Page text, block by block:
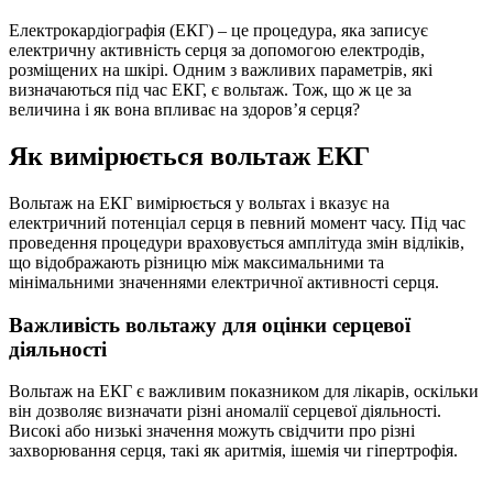
Електрокардіографія (ЕКГ) – це процедура, яка записує
електричну активність серця за допомогою електродів,
розміщених на шкірі. Одним з важливих параметрів, які
визначаються під час ЕКГ, є вольтаж. Тож, що ж це за
величина і як вона впливає на здоров’я серця?
Як вимірюється вольтаж ЕКГ
Вольтаж на ЕКГ вимірюється у вольтах і вказує на
електричний потенціал серця в певний момент часу. Під час
проведення процедури враховується амплітуда змін відліків,
що відображають різницю між максимальними та
мінімальними значеннями електричної активності серця.
Важливість вольтажу для оцінки серцевої
діяльності
Вольтаж на ЕКГ є важливим показником для лікарів, оскільки
він дозволяє визначати різні аномалії серцевої діяльності.
Високі або низькі значення можуть свідчити про різні
захворювання серця, такі як аритмія, ішемія чи гіпертрофія.